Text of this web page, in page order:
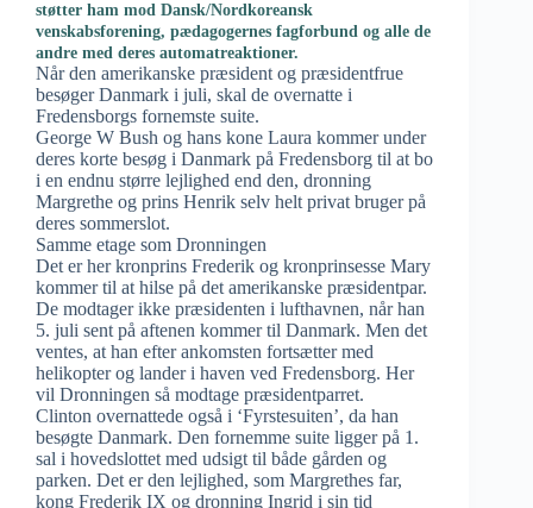
støtter ham mod Dansk/Nordkoreansk
venskabsforening, pædagogernes fagforbund og alle de
andre med deres automatreaktioner.
Når den amerikanske præsident og præsidentfrue
besøger Danmark i juli, skal de overnatte i
Fredensborgs fornemste suite.
George W Bush og hans kone Laura kommer under
deres korte besøg i Danmark på Fredensborg til at bo
i en endnu større lejlighed end den, dronning
Margrethe og prins Henrik selv helt privat bruger på
deres sommerslot.
Samme etage som Dronningen
Det er her kronprins Frederik og kronprinsesse Mary
kommer til at hilse på det amerikanske præsidentpar.
De modtager ikke præsidenten i lufthavnen, når han
5. juli sent på aftenen kommer til Danmark. Men det
ventes, at han efter ankomsten fortsætter med
helikopter og lander i haven ved Fredensborg. Her
vil Dronningen så modtage præsidentparret.
Clinton overnattede også i ‘Fyrstesuiten’, da han
besøgte Danmark. Den fornemme suite ligger på 1.
sal i hovedslottet med udsigt til både gården og
parken. Det er den lejlighed, som Margrethes far,
kong Frederik IX og dronning Ingrid i sin tid